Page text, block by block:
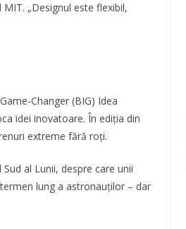
„Designul este flexibil,
Changer (BIG) Idea
idei inovatoare. În ediția din
extreme fără roți.
al Lunii, despre care unii
lung a astronauților – dar